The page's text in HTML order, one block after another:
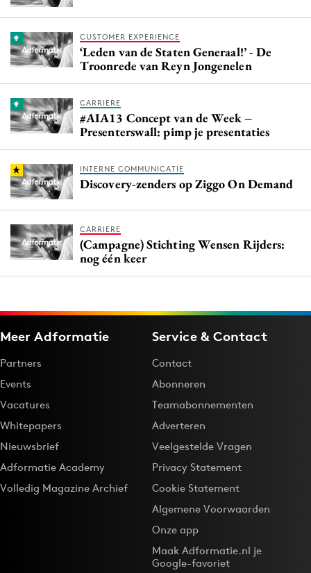
CUSTOMER EXPERIENCE
‘Leden van de Staten Generaal!’ - De
Troonrede van Reyn Jongenelen
CARRIERE
#AIA13 Concept van de Week –
Presenterswall: pimp je presentaties
INTERNE COMMUNICATIE
Discovery-zenders op Ziggo On Demand
CARRIERE
(Campagne) Stichting Wensen Rijders:
nog één keer
Meer Adformatie
Partners
Events
Vacatures
Whitepapers
Nieuwsbrief
Adformatie Academy
Volledig Magazine Archief
Service & Contact
Contact
Abonneren
Teamabonnementen
Adverteren
Veelgestelde Vragen
Privacy Statement
Cookie Statement
Algemene Voorwaarden
Onze app
Maak Adformatie.nl je
Google-favoriet